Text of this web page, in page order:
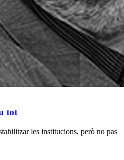
tot
les institucions, però no pas